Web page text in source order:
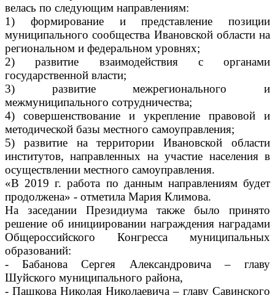
велась по следующим направлениям:
1) формирование и представление позиции
муниципального сообщества Ивановской области на
региональном и федеральном уровнях;
2) развитие взаимодействия с органами
государственной власти;
3) развитие межрегионального и
межмуниципального сотрудничества;
4) совершенствование и укрепление правовой и
методической базы местного самоуправления;
5) развитие на территории Ивановской области
институтов, направленных на участие населения в
осуществлении местного самоуправления.
«В 2019 г. работа по данным направлениям будет
продолжена» - отметила Мария Климова.
На заседании Президиума также было принято
решение об инициировании награждения наградами
Общероссийского Конгресса муниципальных
образований:
- Бабанова Сергея Александровича – главу
Шуйского муниципального района,
- Пашкова Николая Николаевича – главу Савинского